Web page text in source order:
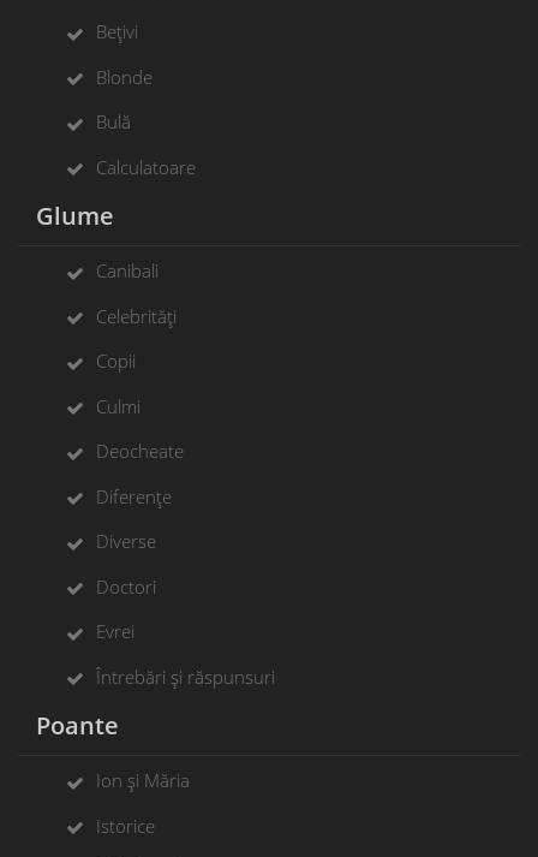
Bețivi
Blonde
Bulă
Calculatoare
Glume
Canibali
Celebrități
Copii
Culmi
Deocheate
Diferențe
Diverse
Doctori
Evrei
Întrebări și răspunsuri
Poante
Ion și Măria
Istorice